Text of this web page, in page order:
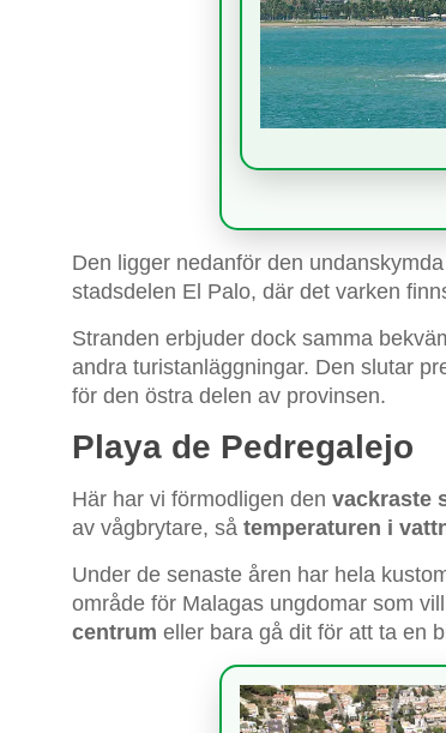
Den ligger nedanför den undanskymda
stadsdelen El Palo, där det varken
Stranden erbjuder dock samma
andra turistanläggningar. Den slutar
för den östra delen av provinsen.
Playa de Pedregalejo
Här har vi förmodligen den vackraste
av vågbrytare, så temperaturen i
Under de senaste åren har hela
område för Malagas ungdomar som vill
centrum eller bara gå dit för att ta en